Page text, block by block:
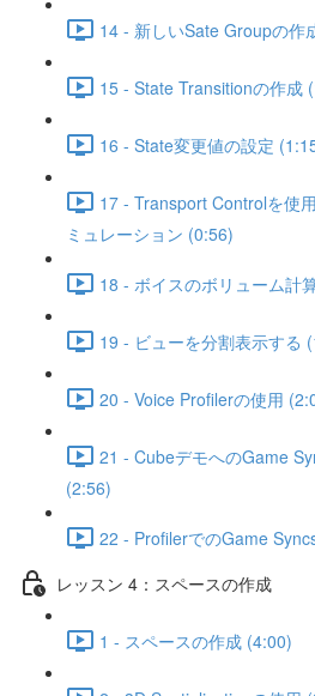
14 - 新しいSate Groupの作
15 - State Transitionの作成
16 - State変更値の設定
17 - Transport Controlを使
ミュレーション (0:56)
18 - ボイスのボリューム計
19 - ビューを分割表示する
20 - Voice Profilerの使用
21 - CubeデモへのGame
(2:56)
22 - ProfilerでのGame
レッスン 4：スペースの作成
1 - スペースの作成 (4:00)